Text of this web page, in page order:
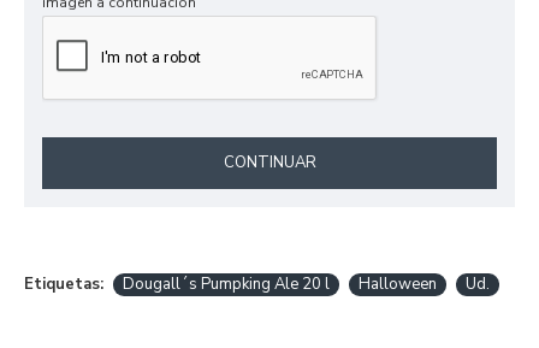
CONTINUAR
Etiquetas: Dougall´s Pumpking Ale 20 l Halloween Ud.